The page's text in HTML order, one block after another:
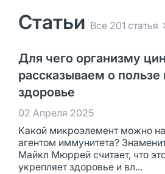
Статьи Все 201 статья
Для чего организму
рассказываем о пользе
здоровье
02 Апреля 2025
Какой микроэлемент можно
агентом иммунитета?
Майкл Мюррей считает, что
укрепляет здоровье и вл...